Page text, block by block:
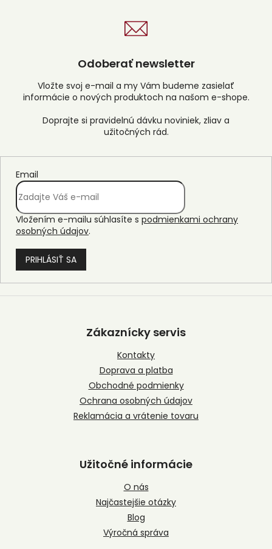
Odoberať newsletter
Vložte svoj e-mail a my Vám budeme zasielať
informácie o nových produktoch na našom e-shope.
Email
Vložením e-mailu súhlasíte s podmienkami ochrany
osobných údajov.
PRIHLÁSIŤ SA
Z
Zákaznícky servis
Kontakty
Doprava a platba
Obchodné podmienky
Ochrana osobných údajov
Reklamácia a vrátenie tovaru
Užitočné informácie
O nás
Najčastejšie otázky
Blog
Výročná správa